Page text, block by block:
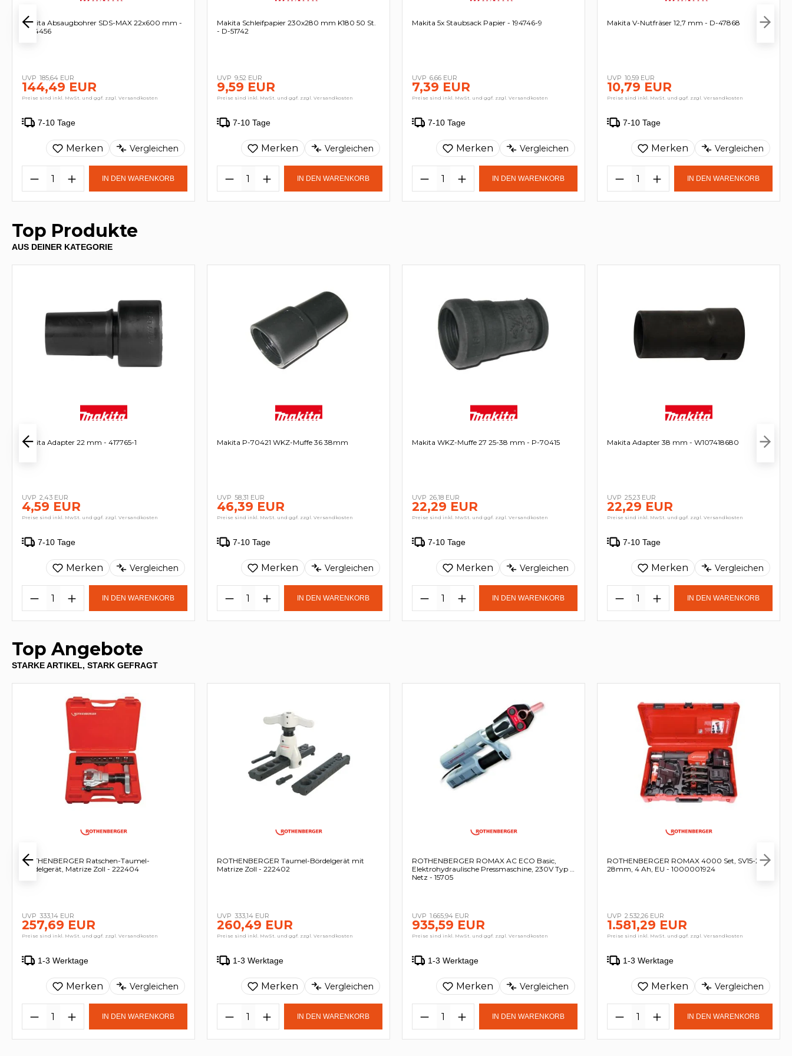
Makita Absaugbohrer SDS-MAX 22x600 mm -
B-64456
185,64 EUR
144,49 EUR
Preise sind inkl. MwSt. und ggf. zzgl. Versandkosten
7-10 Tage
Merken Vergleichen
IN DEN WARENKORB
Makita Schleifpapier 230x280 mm K180 50 St.
- D-51742
9,52 EUR
9,59 EUR
Preise sind inkl. MwSt. und ggf. zzgl. Versandkosten
7-10 Tage
Merken Vergleichen
IN DEN WARENKORB
Makita 5x Staubsack Papier - 194746-9
6,66 EUR
7,39 EUR
Preise sind inkl. MwSt. und ggf. zzgl. Versandkosten
7-10 Tage
Merken Vergleichen
IN DEN WARENKORB
Makita V-Nutfräser 12,7 mm - D-47868
10,59 EUR
10,79 EUR
Preise sind inkl. MwSt. und ggf. zzgl. Versandkosten
7-10 Tage
Merken Vergleichen
IN DEN WARENKORB
Top Produkte
AUS DEINER KATEGORIE
Makita Adapter 22 mm - 417765-1
2,43 EUR
4,59 EUR
Preise sind inkl. MwSt. und ggf. zzgl. Versandkosten
7-10 Tage
Merken Vergleichen
IN DEN WARENKORB
Makita P-70421 WKZ-Muffe 36 38mm
58,31 EUR
46,39 EUR
Preise sind inkl. MwSt. und ggf. zzgl. Versandkosten
7-10 Tage
Merken Vergleichen
IN DEN WARENKORB
Makita WKZ-Muffe 27 25-38 mm - P-70415
26,18 EUR
22,29 EUR
Preise sind inkl. MwSt. und ggf. zzgl. Versandkosten
7-10 Tage
Merken Vergleichen
IN DEN WARENKORB
Makita Adapter 38 mm - W107418680
25,23 EUR
22,29 EUR
Preise sind inkl. MwSt. und ggf. zzgl. Versandkosten
7-10 Tage
Merken Vergleichen
IN DEN WARENKORB
Top Angebote
STARKE ARTIKEL, STARK GEFRAGT
ROTHENBERGER Ratschen-Taumel-
Bördelgerät, Matrize Zoll - 222404
333,14 EUR
257,69 EUR
Preise sind inkl. MwSt. und ggf. zzgl. Versandkosten
1-3 Werktage
Merken Vergleichen
IN DEN WARENKORB
ROTHENBERGER Taumel-Bördelgerät mit
Matrize Zoll - 222402
333,14 EUR
260,49 EUR
Preise sind inkl. MwSt. und ggf. zzgl. Versandkosten
1-3 Werktage
Merken Vergleichen
IN DEN WARENKORB
ROTHENBERGER ROMAX AC ECO Basic,
Elektrohydraulische Pressmaschine, 230V Typ C
Netz - 15705
1.665,94 EUR
935,59 EUR
Preise sind inkl. MwSt. und ggf. zzgl. Versandkosten
1-3 Werktage
Merken Vergleichen
IN DEN WARENKORB
ROTHENBERGER ROMAX 4000 Set, SV15-22-
28mm, 4 Ah, EU - 1000001924
2.532,26 EUR
1.581,29 EUR
Preise sind inkl. MwSt. und ggf. zzgl. Versandkosten
1-3 Werktage
Merken Vergleichen
IN DEN WARENKORB